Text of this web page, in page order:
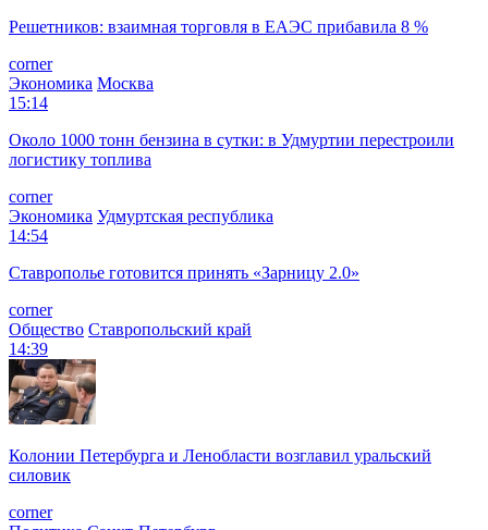
Решетников: взаимная торговля в ЕАЭС прибавила 8 %
corner
Экономика Москва
15:14
Около 1000 тонн бензина в сутки: в Удмуртии перестроили
логистику топлива
corner
Экономика Удмуртская республика
14:54
Ставрополье готовится принять «Зарницу 2.0»
corner
Общество Ставропольский край
14:39
Колонии Петербурга и Ленобласти возглавил уральский
силовик
corner